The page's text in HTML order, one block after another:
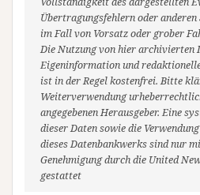
Übertragungsfehlern oder
im Fall von Vorsatz oder grober
Die Nutzung von hier archivierten
Eigeninformation und
ist in der Regel kostenfrei. Bitte
Weiterverwendung
angegebenen Herausgeber. Eine
dieser Daten sowie die
dieses Datenbankwerks sind nur
Genehmigung durch die United
gestattet